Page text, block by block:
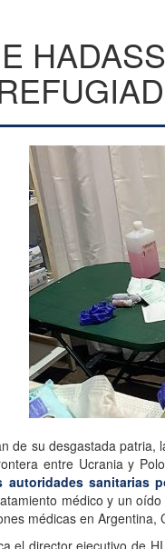
de su desgastada patria,
entre Ucrania y
autoridades sanitarias
médico y un
médicas en
el director ejecutivo de